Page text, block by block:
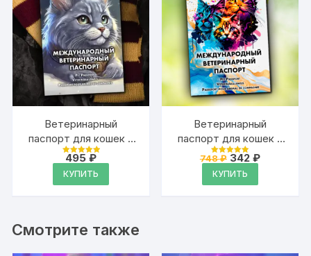
Ветеринарный
паспорт для кошек и
собак
международный
Оценка
из 5
495₽
КУПИТЬ
Ветеринарный
паспорт для кошек и
собак
международный
Оценка
из 5
748₽Первоначальная
цена
составляла
748 ₽.
342 ₽Текущая
КУПИТЬ
Смотрите также